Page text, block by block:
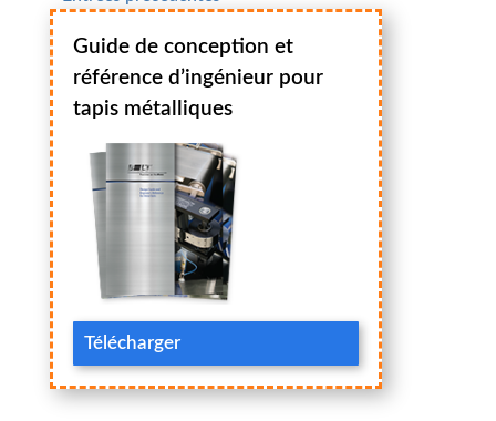
Guide de conception et
référence d’ingénieur pour
tapis métalliques
Télécharger